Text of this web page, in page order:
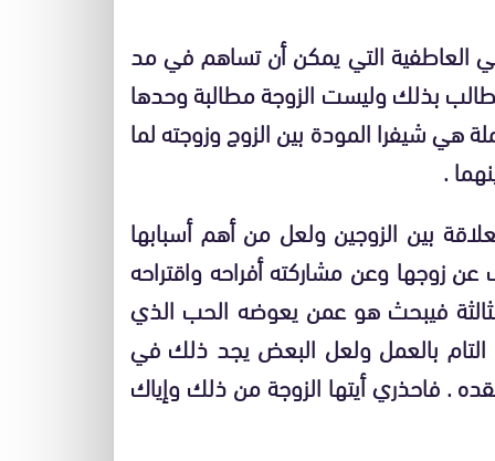
العاطفية التي يمكن أن تساهم في مد
بذلك وليست الزوجة مطالبة وحدها
شيفرا المودة بين الزوج وزوجته لما
.
بين الزوجين ولعل من أهم أسبابها
عن زوجها وعن مشاركته أفراحه واقتراحه
الثالثة فيبحث هو عمن يعوضه الحب الذي
بالعمل ولعل البعض يجد ذلك في
. فاحذري أيتها الزوجة من ذلك وإياك